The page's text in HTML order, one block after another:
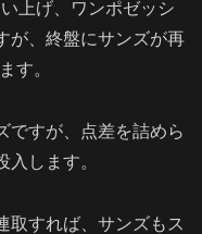
上げ、ワンポゼッシ
が、終盤にサンズが再
す。
ですが、点差を詰めら
します。
取すれば、サンズもス